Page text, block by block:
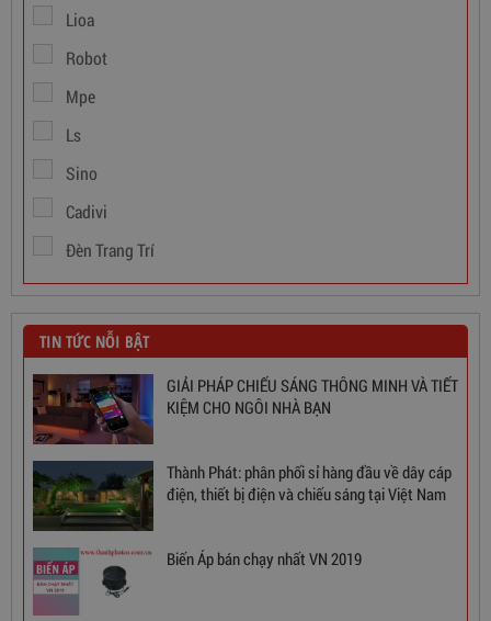
Dây Cáp Điện 1 Ruột Cadivi CV 1,5
346,000
Lioa
Robot
Mpe
Ls
Sino
Cadivi
Đèn Trang Trí
TIN TỨC NỖI BẬT
GIẢI PHÁP CHIẾU SÁNG THÔNG MINH VÀ TIẾT
KIỆM CHO NGÔI NHÀ BẠN
Thành Phát: phân phối sỉ hàng đầu về dây cáp
điện, thiết bị điện và chiếu sáng tại Việt Nam
Biến Áp bán chạy nhất VN 2019